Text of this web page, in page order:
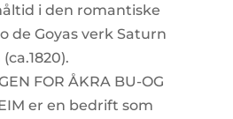
i den romantiske
de Goyas verk Saturn
FOR ÅKRA BU-OG
er en bedrift som